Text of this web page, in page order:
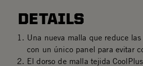
DETAILS
Una nueva malla que reduce
con un único panel para evitar
El dorso de malla tejida